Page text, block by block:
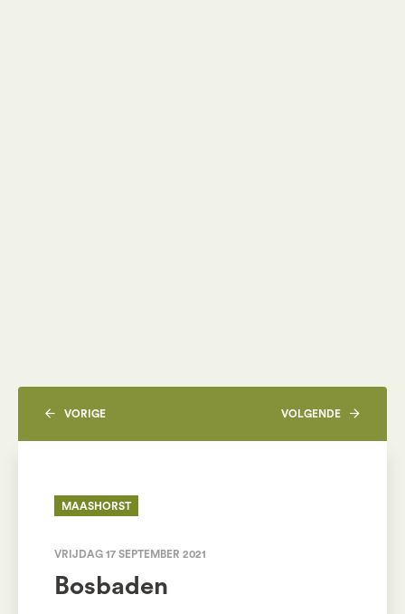
VORIGE VOLGENDE
MAASHORST
VRIJDAG 17 SEPTEMBER 2021
Bosbaden